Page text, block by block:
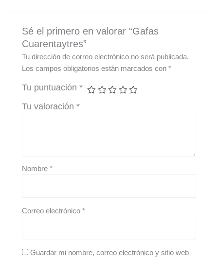
Sé el primero en valorar “Gafas
Cuarentaytres”
Tu dirección de correo electrónico no será publicada.
Los campos obligatorios están marcados con*
Tu puntuación*
Tu valoración*
Nombre*
Correo electrónico*
Guardar mi nombre, correo electrónico y sitio web